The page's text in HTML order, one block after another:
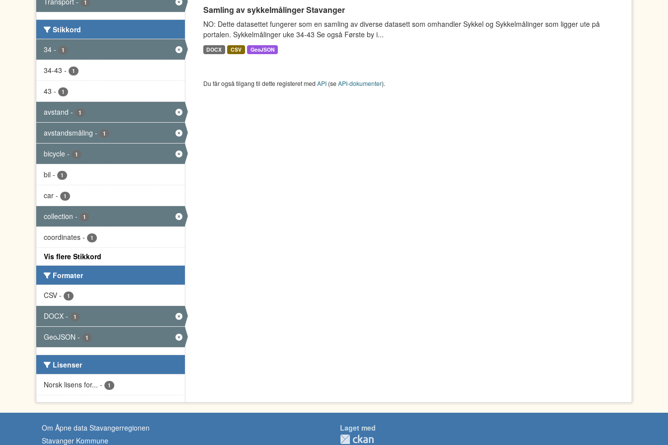
1
Stikkord
34 - 1
34-43 - 1
43 - 1
avstand - 1
avstandsmåling - 1
bicycle - 1
bil - 1
car - 1
collection - 1
coordinates - 1
Vis flere Stikkord
Formater
CSV - 1
DOCX - 1
GeoJSON - 1
Lisenser
Norsk lisens for... - 1
Samling av sykkelmålinger Stavanger
NO: Dette datasettet fungerer som en samling av diverse datasett som omhandler Sykkel og Sykkelmålinger som ligger ute på
portalen. Sykkelmålinger uke 34-43 Se også Første by i...
DOCX CSV GeoJSON
Du får også tilgang til dette registeret med API(seAPI-dokumenter).
Om Åpne data Stavangerregionen
Stavanger Kommune
Laget med